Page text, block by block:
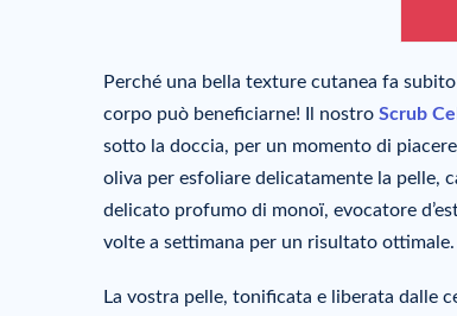
Perché una bella texture cutanea fa
corpo può beneficiarne! Il nostro Scrub
sotto la doccia, per un momento di
oliva per esfoliare delicatamente la pelle,
delicato profumo di monoï, evocatore
volte a settimana per un risultato ottimale.
La vostra pelle, tonificata e liberata dalle